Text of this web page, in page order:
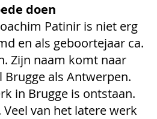
doen
Patinir is niet erg
en als geboortejaar ca.
Zijn naam komt naar
als Antwerpen.
in Brugge is ontstaan.
van het latere werk